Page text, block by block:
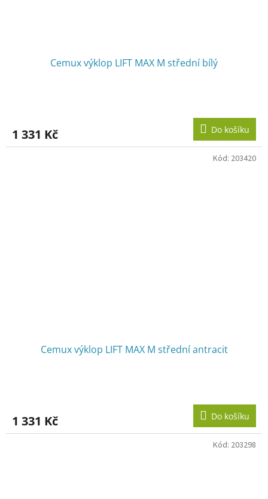
Cemux výklop LIFT MAX M střední bílý
1 331 Kč Do košíku
Cemux výklop LIFT MAX M střední antracit
1 331 Kč Do košíku
Kód: 203420
Kód: 203298